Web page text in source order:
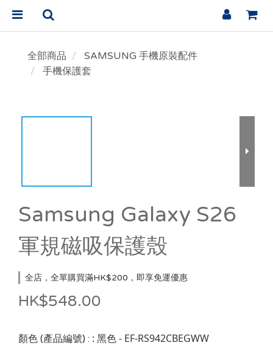
全部商品
SAMSUNG 手機原裝配件
手機保護套
Samsung Galaxy S26
軍規磁吸保護殼
全店，全單購買滿HK$200，即享免運優惠
HK$548.00
顏色 (產品編號) : : 黑色 - EF-RS942CBEGWW